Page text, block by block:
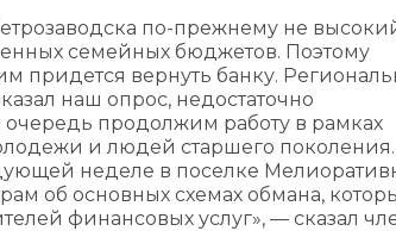
по-прежнему не
семейных бюджетов. Поэтому
придется вернуть банку.
наш опрос, недостаточно
продолжим работу в рамках
и людей старшего поколения.
неделе в поселке
об основных схемах обмана,
финансовых услуг», — сказал